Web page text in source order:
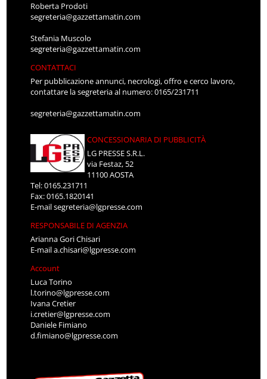
Roberta Prodoti
segreteria@gazzettamatin.com
Stefania Muscolo
segreteria@gazzettamatin.com
CONTATTACI
Per pubblicazione annunci, necrologi, offro e cerco lavoro,
contattare la segreteria al numero: 0165/231711
segreteria@gazzettamatin.com
CONCESSIONARIA DI PUBBLICITÀ
LG PRESSE S.R.L.
via Festaz, 52
11100 AOSTA
Tel: 0165.231711
Fax: 0165.1820141
E-mailsegreteria@lgpresse.com
RESPONSABILE DI AGENZIA
Arianna Gori Chisari
E-maila.chisari@lgpresse.com
Account
Luca Torino
l.torino@lgpresse.com
Ivana Cretier
i.cretier@lgpresse.com
Daniele Fimiano
d.fimiano@lgpresse.com